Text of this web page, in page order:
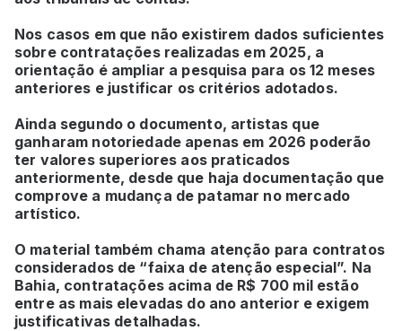
Nos casos em que não existirem dados suficientes
sobre contratações realizadas em 2025, a
orientação é ampliar a pesquisa para os 12 meses
anteriores e justificar os critérios adotados.
Ainda segundo o documento, artistas que
ganharam notoriedade apenas em 2026 poderão
ter valores superiores aos praticados
anteriormente, desde que haja documentação que
comprove a mudança de patamar no mercado
artístico.
O material também chama atenção para contratos
considerados de “faixa de atenção especial”. Na
Bahia, contratações acima de R$ 700 mil estão
entre as mais elevadas do ano anterior e exigem
justificativas detalhadas.